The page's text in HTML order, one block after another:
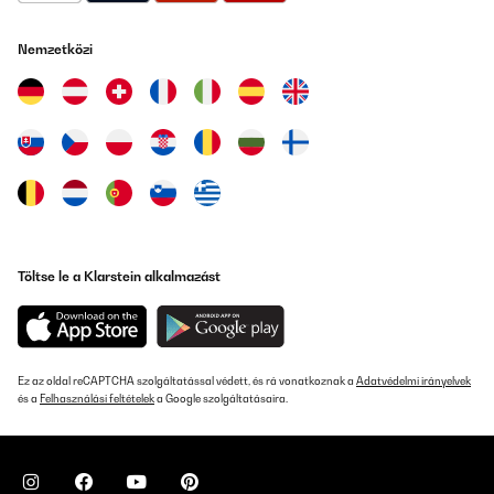
Elektriker angeschlossen werden. Dunst saugt super ab.
Amazon-Benutzer
Amazon-Benutzer
Fordítsd le
30/06/2023
meno che non andate sul sito ufficiale.Spedizione ed imballo
Nemzetközi
Töltse le a Klarstein alkalmazást
Ez az oldal reCAPTCHA szolgáltatással védett, és rá vonatkoznak a Adatvédelmi irányelvek
és a Felhasználási feltételeka Google szolgáltatásaira.